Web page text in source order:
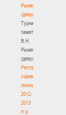
Рыженкова
(девушки)
Турнир
памяти
В.Н.
Рыженкова
(девушки)
Республиканские
соревнования
(юноши)
2012-
2013
гг.р.